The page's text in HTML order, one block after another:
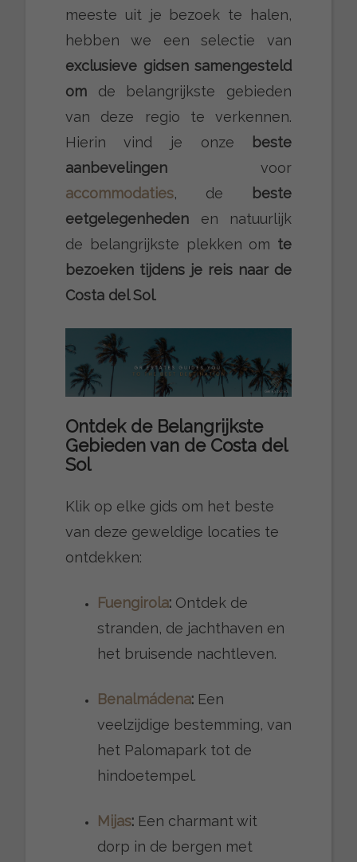
meeste uit je bezoek te halen,
hebben we een selectie van
exclusieve gidsen samengesteld
omde belangrijkste gebieden
van deze regio te verkennen.
Hierin vind je onze
beste
aanbevelingenvoor
accommodaties, de
beste
eetgelegenhedenen natuurlijk
de belangrijkste plekken om te
bezoeken tijdens je reis naar de
Costa del Sol.
Ontdek de Belangrijkste
Gebieden van de Costa del
Sol
Klik op elke gids om het beste
van deze geweldige locaties te
ontdekken:
Fuengirola:Ontdek de
stranden, de jachthaven en
het bruisende nachtleven.
Benalmádena:Een
veelzijdige bestemming, van
het Palomapark tot de
hindoetempel.
Mijas:Een charmant wit
dorp in de bergen met